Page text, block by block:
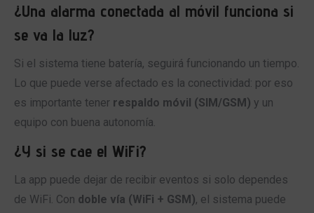
¿Una alarma conectada al móvil funciona si
se va la luz?
Si el sistema tiene batería, seguirá funcionando un tiempo.
Lo que puede verse afectado es la conectividad: por eso
es importante tener respaldo móvil (SIM/GSM) y un
equipo con buena autonomía.
¿Y si se cae el WiFi?
La app puede dejar de recibir eventos si solo dependes
de WiFi. Con doble vía (WiFi + GSM), el sistema puede